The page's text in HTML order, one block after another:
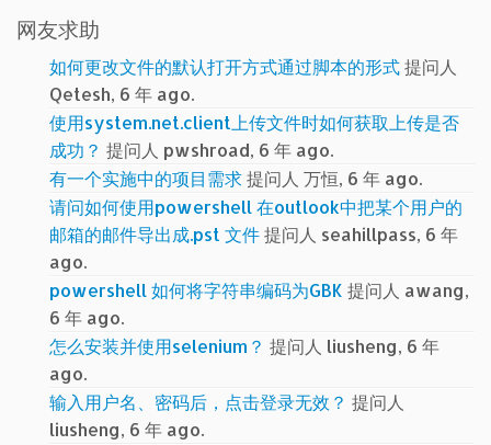
网友求助
如何更改文件的默认打开方式通过脚本的形式提问人
Qetesh, 6 年 ago.
使用system.net.client上传文件时如何获取上传是否
成功？ 提问人 pwshroad, 6 年 ago.
有一个实施中的项目需求提问人 万恒, 6 年 ago.
请问如何使用powershell 在outlook中把某个用户的
邮箱的邮件导出成.pst 文件提问人 seahillpass, 6 年
ago.
powershell 如何将字符串编码为GBK 提问人 awang,
6 年 ago.
怎么安装并使用selenium？ 提问人 liusheng, 6 年
ago.
输入用户名、密码后，点击登录无效？ 提问人
liusheng, 6 年 ago.